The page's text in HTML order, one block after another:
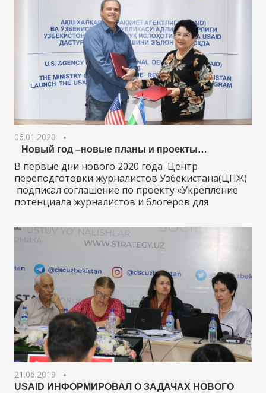
06.01.2020
Новый год –новые планы и проекты…
В первые дни нового 2020 года Центр
переподготовки журналистов Узбекистана(ЦПЖ)
подписал соглашение по проекту «Укрепление
потенциала журналистов и блогеров для
21.06.2019
USAID ИНФОРМИРОВАЛ О ЗАДАЧАХ НОВОГО